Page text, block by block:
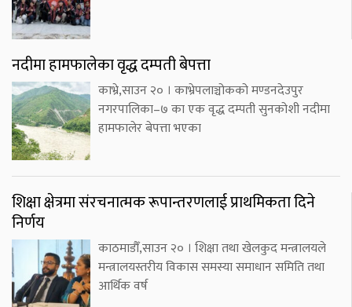
नदीमा हामफालेका वृद्ध दम्पती बेपत्ता
काभ्रे,साउन २० । काभ्रेपलाञ्चोकको मण्डनदेउपुर
नगरपालिका–७ का एक वृद्ध दम्पती सुनकोशी नदीमा
हामफालेर बेपत्ता भएका
शिक्षा क्षेत्रमा संरचनात्मक रूपान्तरणलाई प्राथमिकता दिने
निर्णय
काठमाडौँ,साउन २० । शिक्षा तथा खेलकुद मन्त्रालयले
मन्त्रालयस्तरीय विकास समस्या समाधान समिति तथा
आर्थिक वर्ष